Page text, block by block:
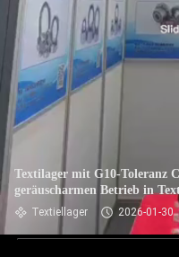
Textilager mit G10-Toleranz
geräuscharmen Betrieb in
Textiellager 2026-01-30